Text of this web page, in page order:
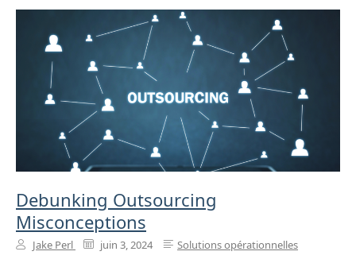
Debunking Outsourcing
Misconceptions
Jake Perl juin 3, 2024 Solutions opérationnelles